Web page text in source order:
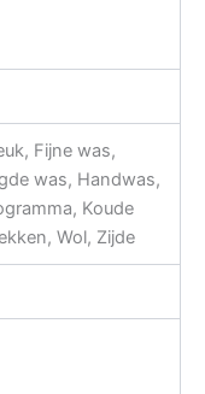
Fijne was,
was, Handwas,
Koude
Wol, Zijde